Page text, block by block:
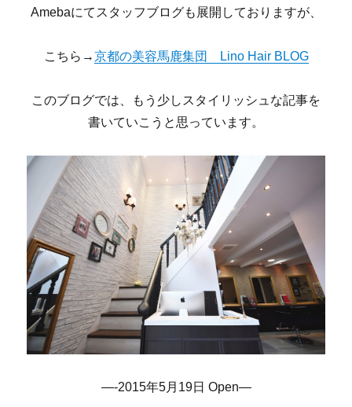
Amebaにてスタッフブログも展開しておりますが、
こちら→京都の美容馬鹿集団 Lino Hair BLOG
このブログでは、もう少しスタイリッシュな記事を
書いていこうと思っています。
—-2015年5月19日 Open—